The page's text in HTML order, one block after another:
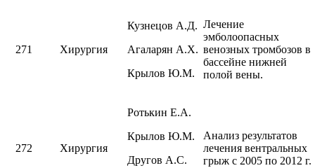
271 Хирургия
Кузнецов А.Д.
Агаларян А.Х.
Крылов Ю.М.
Лечение
эмболоопасных
венозных тромбозов в
бассейне нижней
полой вены.
272 Хирургия
Ротькин Е.А.
Крылов Ю.М.
Другов А.С.
Анализ результатов
лечения вентральных
грыж с 2005 по 2012 г.